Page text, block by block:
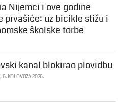
Nijemci i ove godine
prvašiće: uz bicikle stižu i
školske torbe
kanal blokirao plovidbu
6. KOLOVOZA 2026.